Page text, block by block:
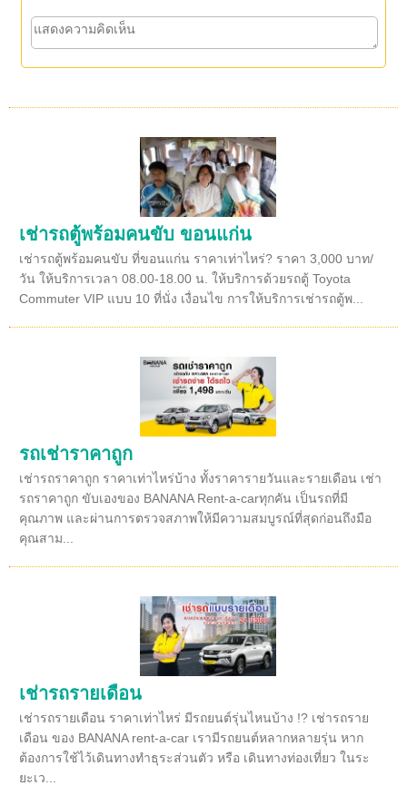
เช่ารถตู้พร้อมคนขับ ขอนแก่น
เช่ารถตู้พร้อมคนขับ ที่ขอนแก่น ราคาเท่าไหร่? ราคา 3,000 บาท/
วัน ให้บริการเวลา 08.00-18.00 น. ให้บริการด้วยรถตู้ Toyota
Commuter VIP แบบ 10 ที่นั่ง เงื่อนไข การให้บริการเช่ารถตู้พ...
รถเช่าราคาถูก
เช่ารถราคาถูก ราคาเท่าไหร่บ้าง ทั้งราคารายวันและรายเดือน เช่า
รถราคาถูก ขับเองของ BANANA Rent-a-carทุกคัน เป็นรถที่มี
คุณภาพ และผ่านการตรวจสภาพให้มีความสมบูรณ์ที่สุดก่อนถึงมือ
คุณสาม...
เช่ารถรายเดือน
เช่ารถรายเดือน ราคาเท่าไหร่ มีรถยนต์รุ่นไหนบ้าง !? เช่ารถราย
เดือน ของ BANANA rent-a-car เรามีรถยนต์หลากหลายรุ่น หาก
ต้องการใช้ไว้เดินทางทำธุระส่วนตัว หรือ เดินทางท่องเที่ยว ในระ
ยะเว...